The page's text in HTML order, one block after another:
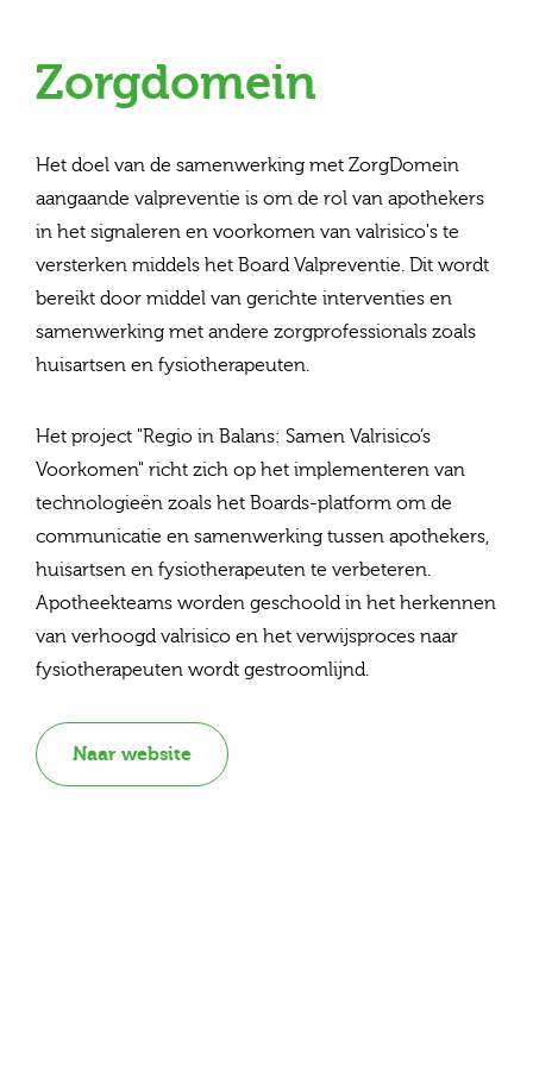
Zorgdomein
Het doel van de samenwerking met ZorgDomein
aangaande valpreventie is om de rol van apothekers
in het signaleren en voorkomen van valrisico's te
versterken middels het Board Valpreventie. Dit wordt
bereikt door middel van gerichte interventies en
samenwerking met andere zorgprofessionals zoals
huisartsen en fysiotherapeuten.
Het project "Regio in Balans: Samen Valrisico’s
Voorkomen" richt zich op het implementeren van
technologieën zoals het Boards-platform om de
communicatie en samenwerking tussen apothekers,
huisartsen en fysiotherapeuten te verbeteren.
Apotheekteams worden geschoold in het herkennen
van verhoogd valrisico en het verwijsproces naar
fysiotherapeuten wordt gestroomlijnd.
Naar website